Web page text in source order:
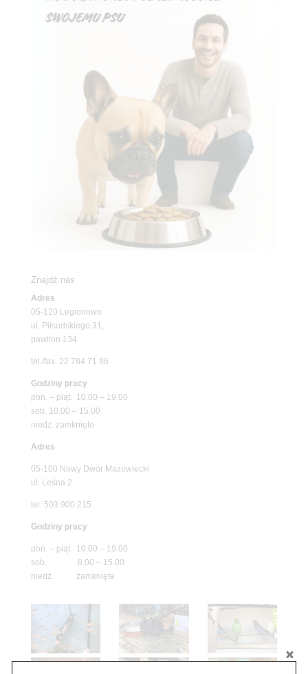
Znajdź nas
Adres
05-120 Legionowo
ul. Piłsudskiego 31,
pawilon 134
tel./fax. 22 784 71 96
Godziny pracy
pon. – piąt. 10.00 – 19.00
sob. 10.00 – 15.00
niedz. zamknięte
Adres
05-100 Nowy Dwór Mazowiecki
ul. Leśna 2
tel. 503 900 215
Godziny pracy
pon. – piąt. 10.00 – 19.00
sob. 8.00 – 15.00
niedz. zamknięte